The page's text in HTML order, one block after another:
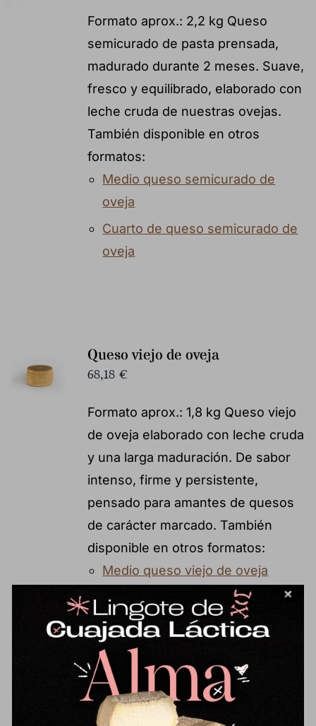
Formato aprox.: 2,2 kg Queso
semicurado de pasta prensada,
madurado durante 2 meses. Suave,
fresco y equilibrado, elaborado con
leche cruda de nuestras ovejas.
También disponible en otros
formatos:
Medio queso semicurado de
oveja
Cuarto de queso semicurado de
oveja
Queso viejo de oveja
68,18 €
Formato aprox.: 1,8 kg Queso viejo
de oveja elaborado con leche cruda
y una larga maduración. De sabor
intenso, firme y persistente,
pensado para amantes de quesos
de carácter marcado. También
disponible en otros formatos:
Medio queso viejo de oveja
Cuarto de queso viejo de oveja
Cuarto de queso semicurado de
oveja